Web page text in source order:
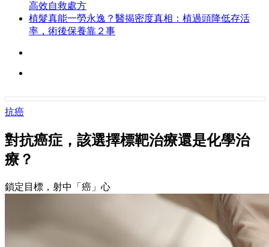
高效自救處方
植髮真能一勞永逸？醫揭密度真相：植過頭降低存活
率，術後保養靠２事
抗癌
對抗癌症，該選擇標靶治療還是化學治
療？
鎖定目標，射中「癌」心